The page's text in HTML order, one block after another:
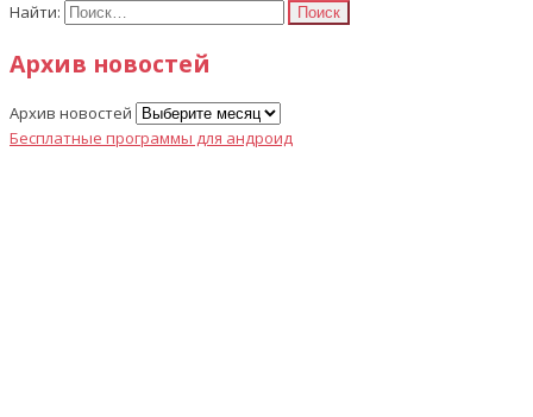
Найти:
Архив новостей
Архив новостей
Бесплатные программы для андроид